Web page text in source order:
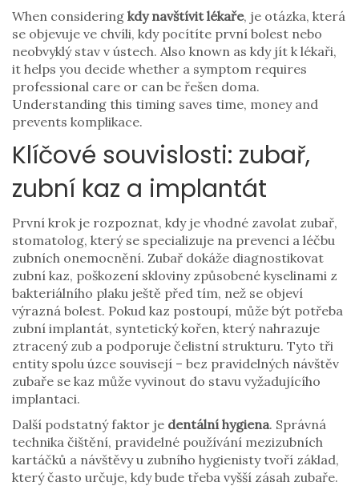
When considering kdy navštívit lékaře, je otázka, která
se objevuje ve chvíli, kdy pocítíte první bolest nebo
neobvyklý stav v ústech. Also known as kdy jít k lékaři,
it helps you decide whether a symptom requires
professional care or can be řešen doma.
Understanding this timing saves time, money and
prevents komplikace.
Klíčové souvislosti: zubař,
zubní kaz a implantát
První krok je rozpoznat, kdy je vhodné zavolat zubař,
stomatolog, který se specializuje na prevenci a léčbu
zubních onemocnění. Zubař dokáže diagnostikovat
zubní kaz, poškození skloviny způsobené kyselinami z
bakteriálního plaku ještě před tím, než se objeví
výrazná bolest. Pokud kaz postoupí, může být potřeba
zubní implantát, syntetický kořen, který nahrazuje
ztracený zub a podporuje čelistní strukturu. Tyto tři
entity spolu úzce souvisejí – bez pravidelných návštěv
zubaře se kaz může vyvinout do stavu vyžadujícího
implantaci.
Další podstatný faktor je dentální hygiena. Správná
technika čištění, pravidelné používání mezizubních
kartáčků a návštěvy u zubního hygienisty tvoří základ,
který často určuje, kdy bude třeba vyšší zásah zubaře.